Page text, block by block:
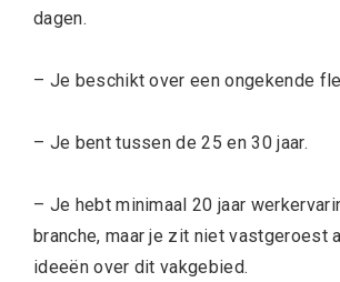
dagen.
– Je beschikt over een ongekende
– Je bent tussen de 25 en 30 jaar.
– Je hebt minimaal 20 jaar
branche, maar je zit niet vastgeroest
ideeën over dit vakgebied.